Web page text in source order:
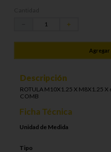
＋
Descripción
ROTULA M10X1.25 X M8X1.25
COMB
Ficha Técnica
Unidad de Medida
Tipo